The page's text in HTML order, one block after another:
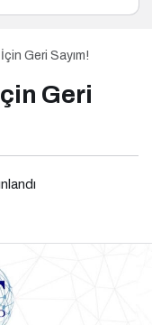
Geri Sayım!
Geri